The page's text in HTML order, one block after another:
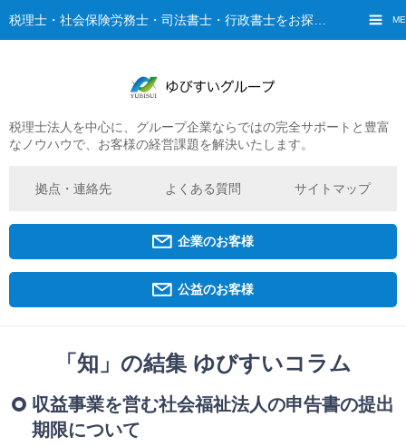
税理士法人を中心に、グループ企業ならではの完全サポートと豊富
なノウハウで、お客様の経営課題を解決いたします。
拠点・連絡先 よくある質問 サイトマップ
企業のお客様
公益のお客様
ご挨拶
グループ概要
ゆびすいのあゆみ
京都オフィス
相続・贈与・事業承継をお考えの方
医業経営者の方
「知」の結集 ゆびすいコラム
収益事業を営む社会福祉法人の申告書の提出
期限について